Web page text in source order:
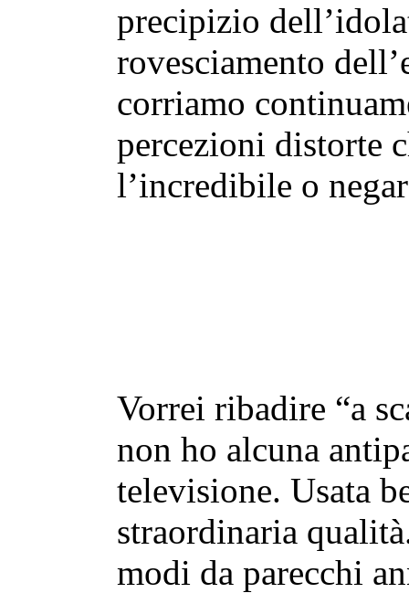
precipizio
rovesciamento
corriamo
percezioni distorte
l’incredibile o
Vorrei ribadire “a
non ho alcuna
televisione. Usata
straordinaria
modi da parecchi